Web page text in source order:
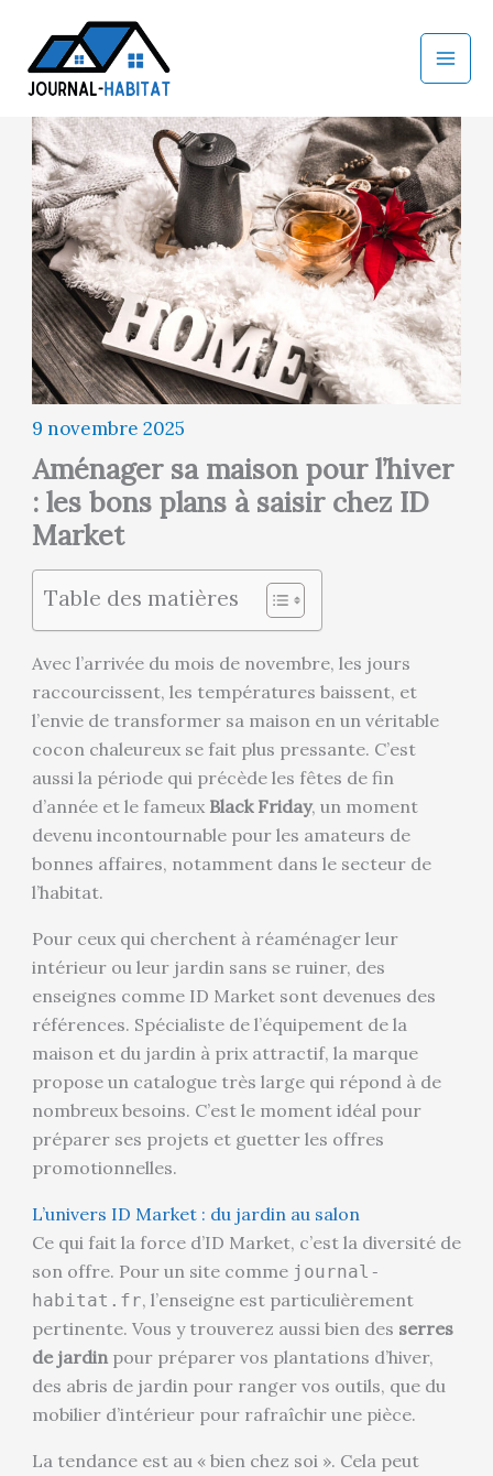
contenu
9 novembre 2025
Aménager sa maison pour l’hiver
: les bons plans à saisir chez ID
Market
Table des matières
Avec l’arrivée du mois de novembre, les jours
raccourcissent, les températures baissent, et
l’envie de transformer sa maison en un véritable
cocon chaleureux se fait plus pressante. C’est
aussi la période qui précède les fêtes de fin
d’année et le fameux Black Friday, un moment
devenu incontournable pour les amateurs de
bonnes affaires, notamment dans le secteur de
l’habitat.
Pour ceux qui cherchent à réaménager leur
intérieur ou leur jardin sans se ruiner, des
enseignes comme ID Market sont devenues des
références. Spécialiste de l’équipement de la
maison et du jardin à prix attractif, la marque
propose un catalogue très large qui répond à de
nombreux besoins. C’est le moment idéal pour
préparer ses projets et guetter les offres
promotionnelles.
L’univers ID Market : du jardin au salon
Ce qui fait la force d’ID Market, c’est la diversité de
son offre. Pour un site comme journal-
habitat.fr, l’enseigne est particulièrement
pertinente. Vous y trouverez aussi bien des serres
de jardinpour préparer vos plantations d’hiver,
des abris de jardin pour ranger vos outils, que du
mobilier d’intérieur pour rafraîchir une pièce.
La tendance est au « bien chez soi ». Cela peut